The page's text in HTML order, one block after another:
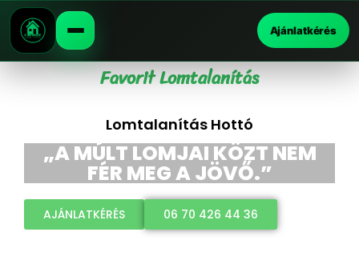
Ajánlatkérés
Favorit Lomtalanítás
Lomtalanítás Hottó
„A MÚLT LOMJAI KÖZT NEM
FÉR MEG A JÖVŐ.”
AJÁNLATKÉRÉS 06 70 426 44 36